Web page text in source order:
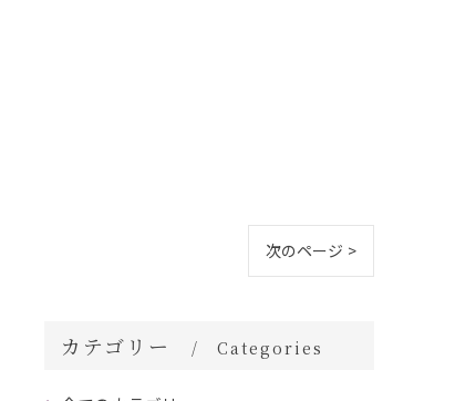
次のページ >
カテゴリー Categories